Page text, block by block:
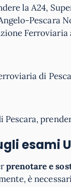
la A24,
Pescara
Ferroviaria
di
Pescara,
esami
prenotare e
è